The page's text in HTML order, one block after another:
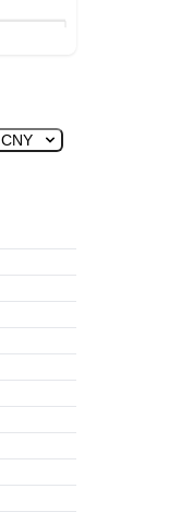
CNY